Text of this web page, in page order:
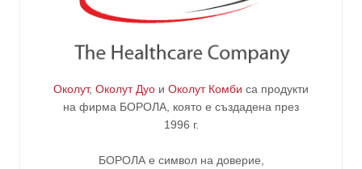
Околут, Околут Дуо и Околут Комби са продукти
на фирма БОРОЛА , която е създадена през
1996 г.
БОРОЛА е символ на доверие,